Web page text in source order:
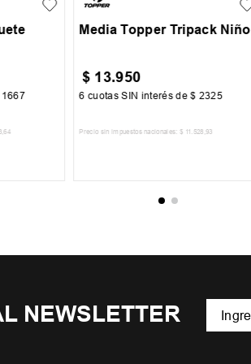
1667
,64
Media Topper Tripack Niño
$ 13.950
6 cuotas SIN interés de$ 2325
Precio sin impuestos nacionales: $ 11 .528 ,93
NEWSLETTER